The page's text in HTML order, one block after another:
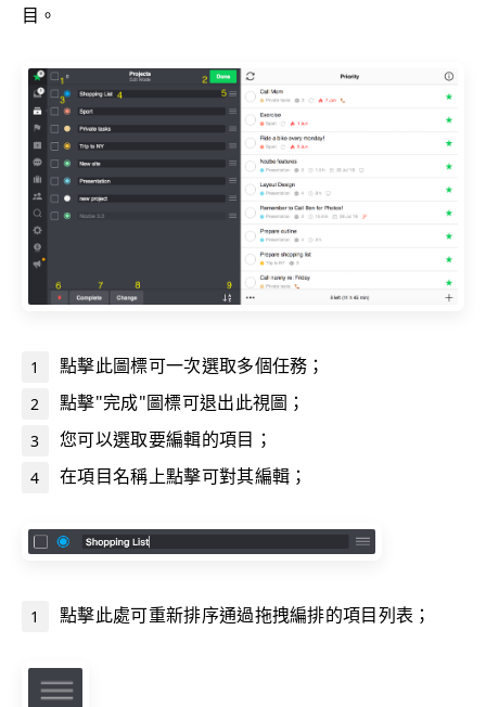
目。
點擊此圖標可一次選取多個任務；
點擊"完成"圖標可退出此視圖；
您可以選取要編輯的項目；
在項目名稱上點擊可對其編輯；
點擊此處可重新排序通過拖拽編排的項目列表；